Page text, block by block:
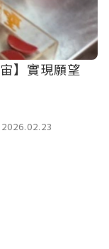
】實現願望
2026.02.23